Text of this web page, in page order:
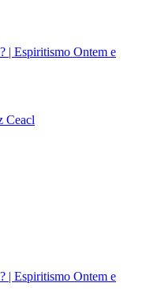
| Espiritismo Ontem e
Ceacl
| Espiritismo Ontem e